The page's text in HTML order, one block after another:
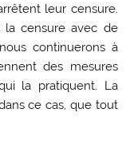
leur censure.
censure avec de
continuerons à
des mesures
la pratiquent. La
ce cas, que tout